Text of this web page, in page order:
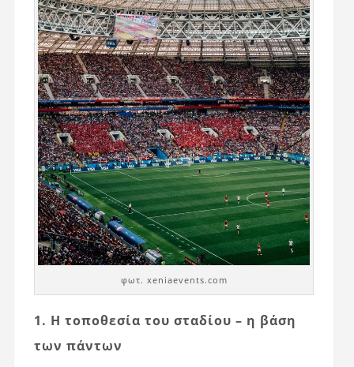
φωτ. xeniaevents.com
1. Η τοποθεσία του σταδίου – η βάση
των πάντων